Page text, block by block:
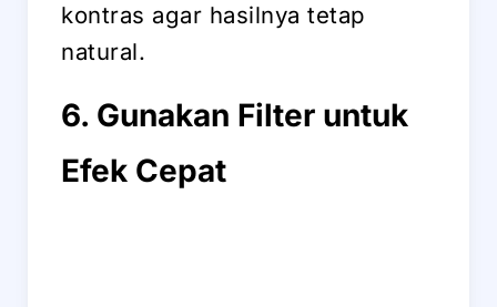
kontras agar hasilnya tetap
natural.
6. Gunakan Filter untuk
Efek Cepat